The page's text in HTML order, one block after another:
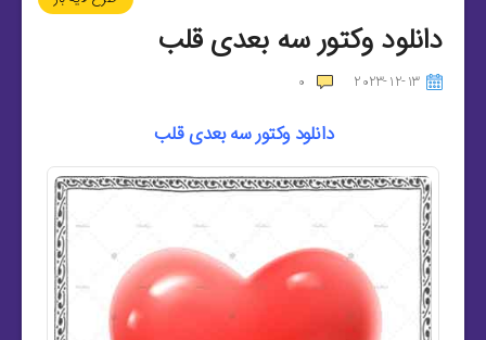
دانلود وکتور سه بعدی قلب
2023-12-13
0
دانلود وکتور سه بعدی قلب